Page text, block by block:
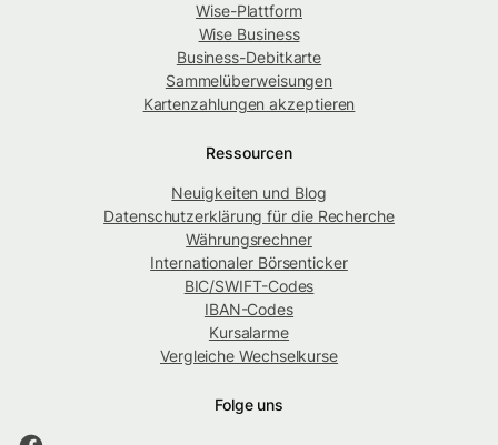
Wise-Plattform
Wise Business
Business-Debitkarte
Sammelüberweisungen
Kartenzahlungen akzeptieren
Ressourcen
Neuigkeiten und Blog
Datenschutzerklärung für die Recherche
Währungsrechner
Internationaler Börsenticker
BIC/SWIFT-Codes
IBAN-Codes
Kursalarme
Vergleiche Wechselkurse
Folge uns